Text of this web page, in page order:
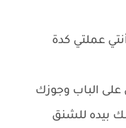
عملتي كدة
الباب وجوزك
بيده للشنق